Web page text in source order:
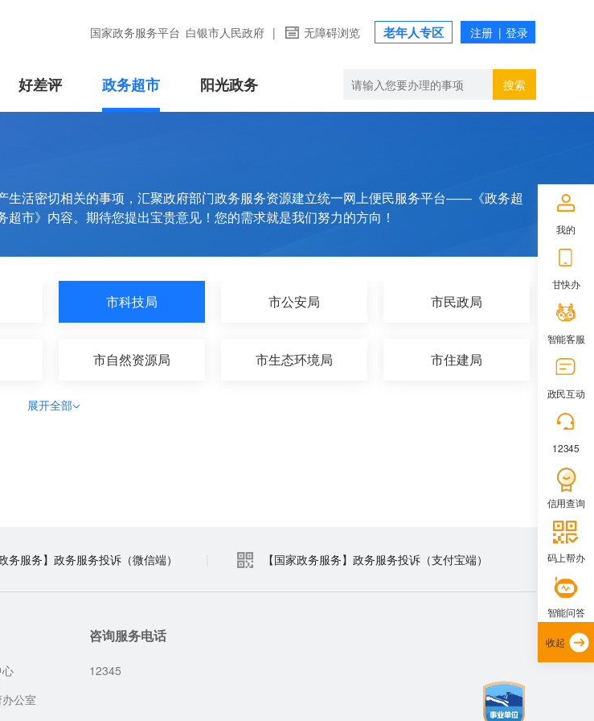
国家政务服务平台 白银市人民政府 | 无障碍浏览 老年人专区
好差评 政务超市 阳光政务 搜索
活密切相关的事项，汇聚政府部门政务服务资源建立统一网上便民服务平台——《政务超
市》内容。期待您提出宝贵意见！您的需求就是我们努力的方向！
市科技局 市公安局 市民政局
市自然资源局 市生态环境局 市住建局
展开全部
务服务】政务服务投诉（微信端） 【国家政务服务】政务服务投诉（支付宝端）
公室
咨询服务电话
12345
我的
甘快办
智能客服
政民互动
12345
信用查询
码上帮办
智能问答
收起